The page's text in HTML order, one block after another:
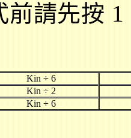
前請先按
Kin ÷ 6
Kin ÷ 2
Kin ÷ 6